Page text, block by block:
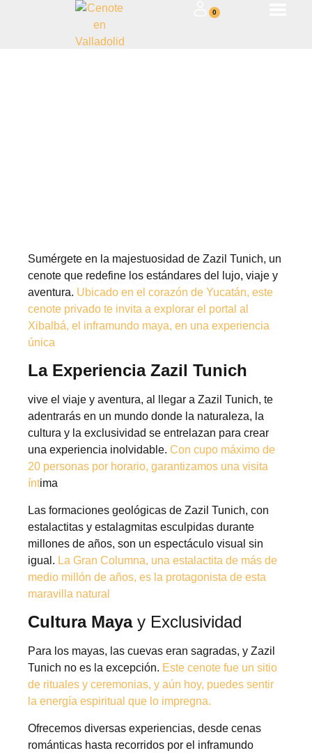
0
Cenote Zazil Tunich: A geological
Sumérgete en la majestuosidad de Zazil Tunich, un
cenote que redefine los estándares del lujo, viaje y
aventura. Ubicado en el corazón de Yucatán, este
cenote privado te invita a explorar el portal al
Xibalbá, el inframundo maya, en una experiencia
única
La Experiencia Zazil Tunich
vive el viaje y aventura, al llegar a Zazil Tunich, te
adentrarás en un mundo donde la naturaleza, la
cultura y la exclusividad se entrelazan para crear
una experiencia inolvidable. Con cupo máximo de
20 personas por horario, garantizamos una visita
íntima
Las formaciones geológicas de Zazil Tunich, con
estalactitas y estalagmitas esculpidas durante
millones de años, son un espectáculo visual sin
igual. La Gran Columna, una estalactita de más de
medio millón de años, es la protagonista de esta
maravilla natural
Cultura Mayay Exclusividad
Para los mayas, las cuevas eran sagradas, y Zazil
Tunich no es la excepción. Este cenote fue un sitio
de rituales y ceremonias, y aún hoy, puedes sentir
la energía espiritual que lo impregna.
Ofrecemos diversas experiencias, desde cenas
románticas hasta recorridos por el inframundo